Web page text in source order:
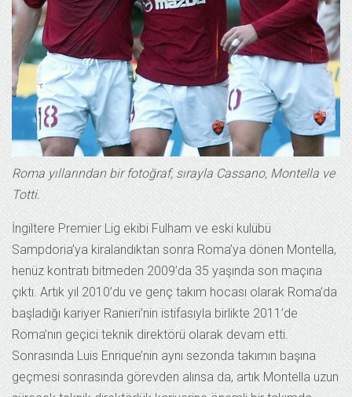
Roma yıllarından bir fotoğraf, sırayla Cassano, Montella ve
Totti.
İngiltere Premier Lig ekibi Fulham ve eski kulübü
Sampdoria’ya kiralandıktan sonra Roma’ya dönen Montella,
henüz kontratı bitmeden 2009’da 35 yaşında son maçına
çıktı. Artık yıl 2010’du ve genç takım hocası olarak Roma’da
başladığı kariyer Ranieri’nin istifasıyla birlikte 2011’de
Roma’nın geçici teknik direktörü olarak devam etti.
Sonrasında Luis Enrique’nin aynı sezonda takımın başına
geçmesi sonrasında görevden alınsa da, artık Montella uzun